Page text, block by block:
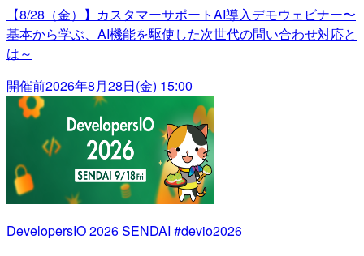
【8/28（金）】カスタマーサポートAI導入デモウェビナー〜
基本から学ぶ、AI機能を駆使した次世代の問い合わせ対応と
は～
開催前2026年8月28日(金) 15:00
DevelopersIO 2026 SENDAI #devio2026